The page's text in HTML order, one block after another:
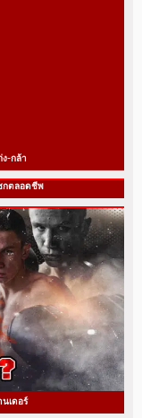
ง-กล้า
กตลอดชีพ
เดอร์